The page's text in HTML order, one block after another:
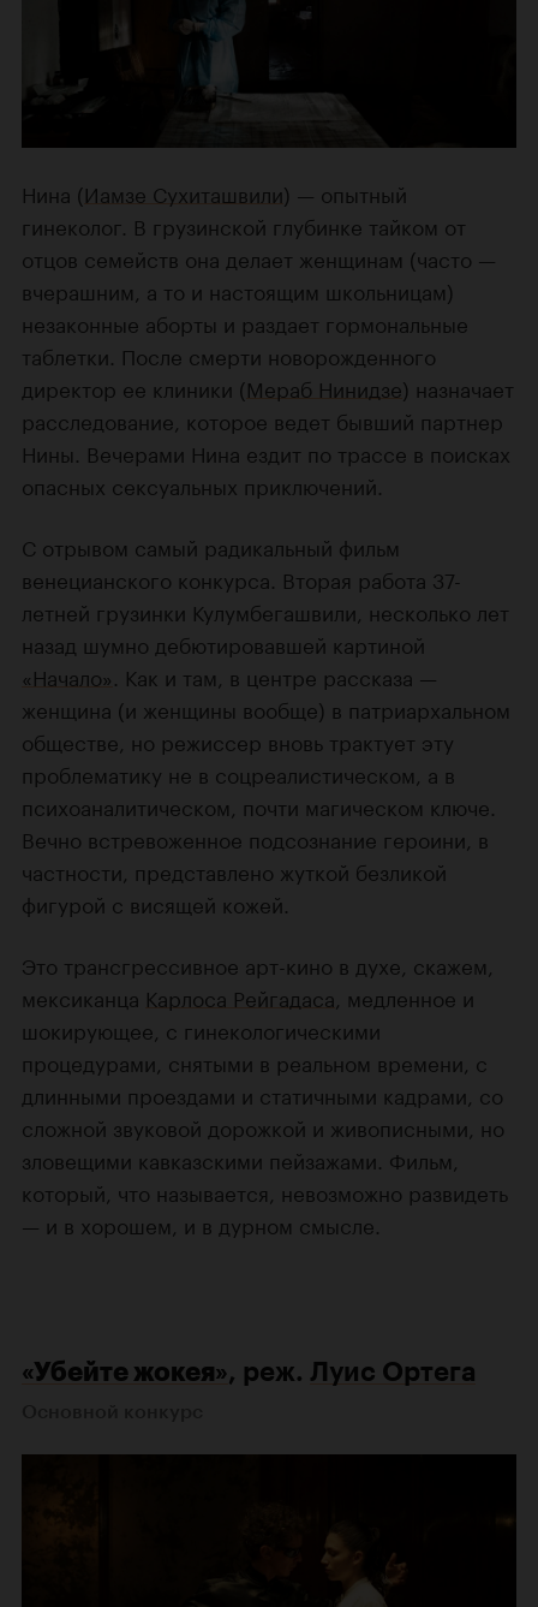
Нина (Иамзе Сухиташвили) — опытный
гинеколог. В грузинской глубинке тайком от
отцов семейств она делает женщинам (часто —
вчерашним, а то и настоящим школьницам)
незаконные аборты и раздает гормональные
таблетки. После смерти новорожденного
директор ее клиники (Мераб Нинидзе) назначает
расследование, которое ведет бывший партнер
Нины. Вечерами Нина ездит по трассе в поисках
опасных сексуальных приключений.
С отрывом самый радикальный фильм
венецианского конкурса. Вторая работа 37-
летней грузинки Кулумбегашвили, несколько лет
назад шумно дебютировавшей картиной
«Начало». Как и там, в центре рассказа —
женщина (и женщины вообще) в патриархальном
обществе, но режиссер вновь трактует эту
проблематику не в соцреалистическом, а в
психоаналитическом, почти магическом ключе.
Вечно встревоженное подсознание героини, в
частности, представлено жуткой безликой
фигурой с висящей кожей.
Это трансгрессивное арт-кино в духе, скажем,
мексиканца Карлоса Рейгадаса, медленное и
шокирующее, с гинекологическими
процедурами, снятыми в реальном времени, с
длинными проездами и статичными кадрами, со
сложной звуковой дорожкой и живописными, но
зловещими кавказскими пейзажами. Фильм,
который, что называется, невозможно развидеть
— и в хорошем, и в дурном смысле.
«Убейте жокея», реж. Луис Ортега